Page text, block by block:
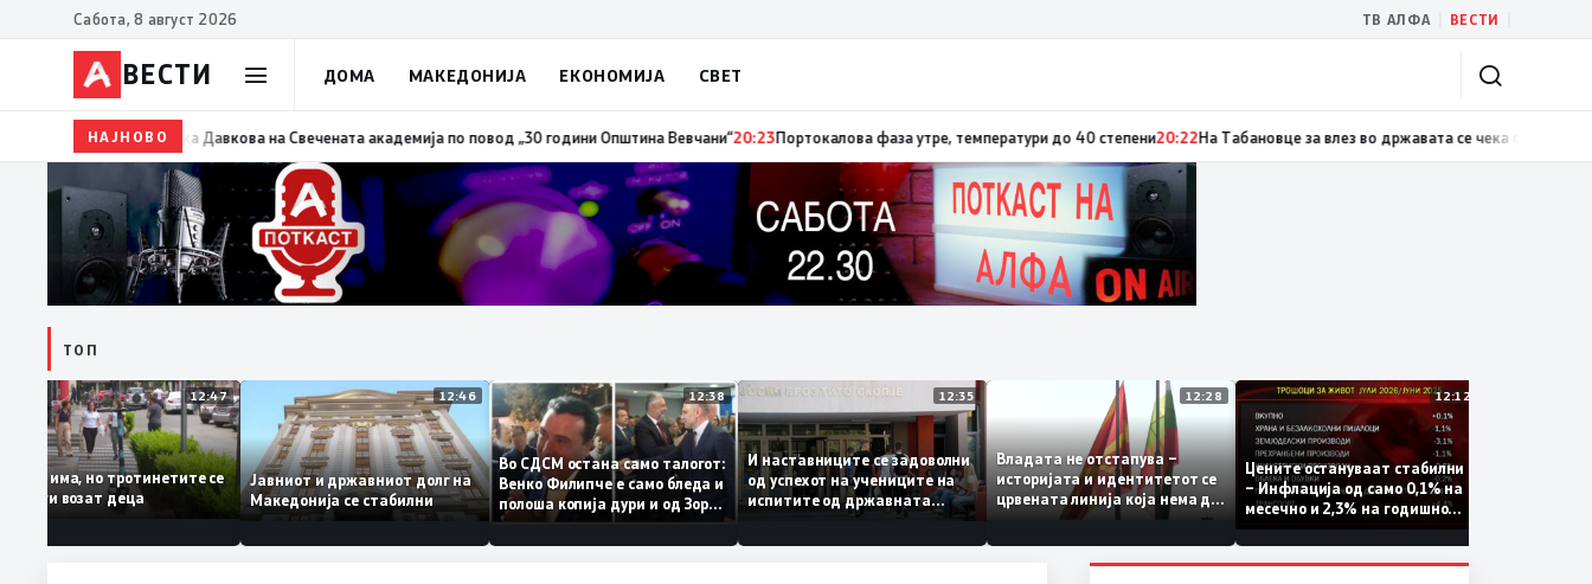
Сабота, 8 август 2026 ТВ АЛФА ВЕСТИ
ВЕСТИ ДОМА МАКЕДОНИЈА ЕКОНОМИЈА СВЕТ
НАЈНОВО
Сиљановска Давкова на Свечената академија по повод „30 години Општина Вевчани“20:23Портокалова фаза утре, температури до 40 степени20:22На Табановце за влез во државата се чека околу 45 минути
ТОП
12:47
Казни има, но тротинетите се
уште ги возат деца
12:46
Јавниот и државниот долг на
Македонија се стабилни
12:38
Во СДСМ остана само талогот:
Венко Филипче е само бледа и
полоша копија дури и од Зоран
Заев
12:35
И наставниците се задоволни
од успехот на учениците на
испитите од државната
12:28
Владата не отстапува –
историјата и идентитетот се
црвената линија која нема да
се погази
12:12
Цените остануваат стабилни
– Инфлација од само 0,1% на
месечно и 2,3% на годишно
ниво